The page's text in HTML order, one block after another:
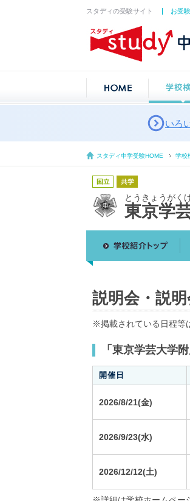
スタディの受験サイト お受
いろ
スタディ中学受験HOME 学校
とうきょうがく
東京学
説明会・説
※掲載されている日程等
「東京学芸大学
開催日
2026/8/21(金)
2026/9/23(水)
2026/12/12(土)